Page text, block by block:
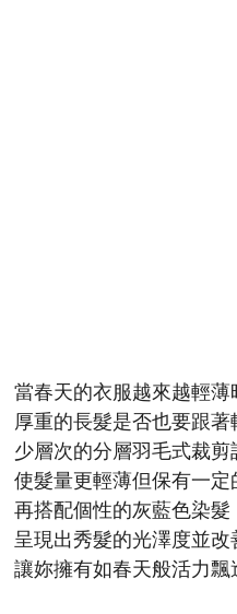
當春天的衣服越來越輕薄
厚重的長髮是否也要跟著
少層次的分層羽毛式裁剪
使髮量更輕薄但保有一
再搭配個性的灰藍色染髮
呈現出秀髮的光澤度並改
讓妳擁有如春天般活力飄